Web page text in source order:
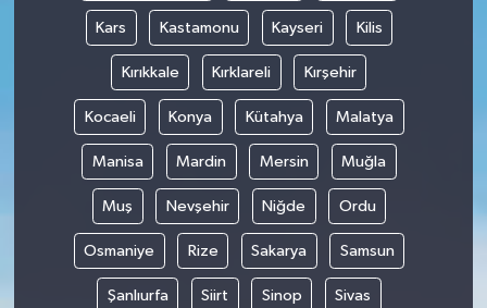
Kars Kastamonu Kayseri Kilis
Kırıkkale Kırklareli Kırşehir
Kocaeli Konya Kütahya Malatya
Manisa Mardin Mersin Muğla
Muş Nevşehir Niğde Ordu
Osmaniye Rize Sakarya Samsun
Şanlıurfa Siirt Sinop Sivas